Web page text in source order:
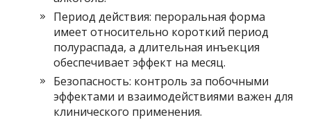
Период действия: пероральная форма
имеет относительно короткий период
полураспада, а длительная инъекция
обеспечивает эффект на месяц.
Безопасность: контроль за побочными
эффектами и взаимодействиями важен для
клинического применения.